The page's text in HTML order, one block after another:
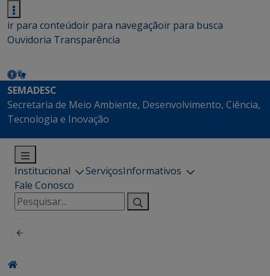
ir para conteúdoir para navegaçãoir para busca
Ouvidoria Transparência
SEMADESC
Secretaria de Meio Ambiente, Desenvolvimento, Ciência,
Tecnologia e Inovação
Institucional ServiçosInformativos
Fale Conosco
Pesquisar
por: